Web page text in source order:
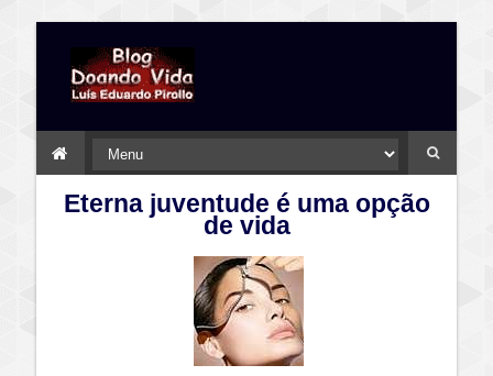
Eterna juventude é uma opção
de vida